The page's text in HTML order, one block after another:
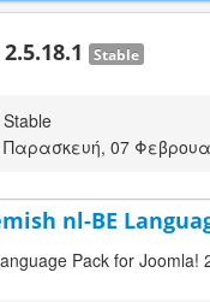
Stable
Stable
Παρασκευή, 07
nl-BE
Pack for Joomla!